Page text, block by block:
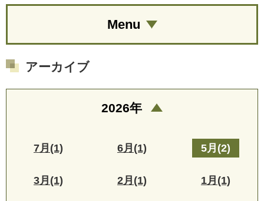
Menu
アーカイブ
2026年
7月(1) 6月(1) 5月(2)
3月(1) 2月(1) 1月(1)